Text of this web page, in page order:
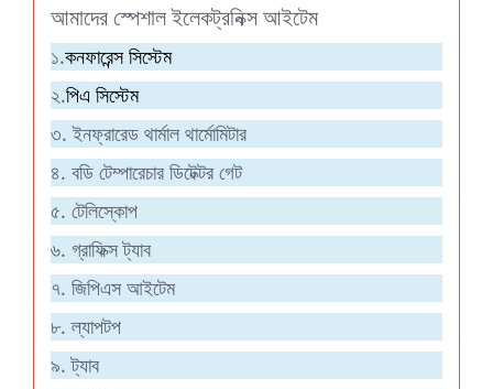
আমাদের স্পেশাল ইলেকট্রনিক্স আইটেম
১.কনফারেন্স সিস্টেম
২.পিএ সিস্টেম
৩. ইনফ্রারেড থার্মাল থার্মোমিটার
৪. বডি টেম্পারেচার ডিটেক্টর গেট
৫. টেলিস্কোপ
৬. গ্রাফিক্স ট্যাব
৭. জিপিএস আইটেম
৮. ল্যাপটপ
৯. ট্যাব